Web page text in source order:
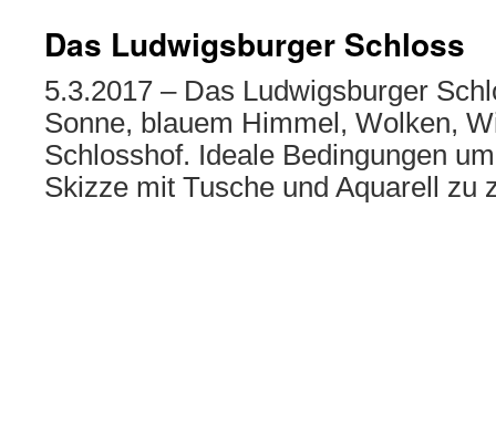
Das Ludwigsburger Schloss
5.3.2017 – Das Ludwigsburger
Sonne, blauem Himmel, Wolken,
Schlosshof. Ideale Bedingungen
Skizze mit Tusche und Aquarell zu